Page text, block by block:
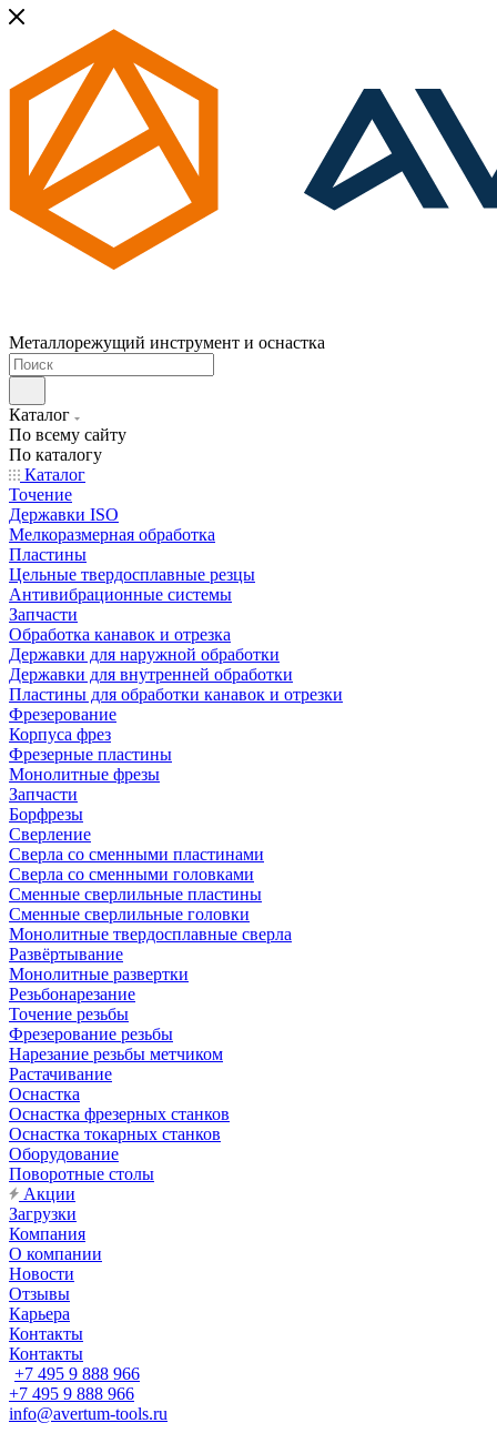
Металлорежущий инструмент и оснастка
Каталог
По всему сайту
По каталогу
Каталог
Точение
Державки ISO
Мелкоразмерная обработка
Пластины
Цельные твердосплавные резцы
Антивибрационные системы
Запчасти
Обработка канавок и отрезка
Державки для наружной обработки
Державки для внутренней обработки
Пластины для обработки канавок и отрезки
Фрезерование
Корпуса фрез
Фрезерные пластины
Монолитные фрезы
Запчасти
Борфрезы
Сверление
Сверла со сменными пластинами
Сверла со сменными головками
Сменные сверлильные пластины
Сменные сверлильные головки
Монолитные твердосплавные сверла
Развёртывание
Монолитные развертки
Резьбонарезание
Точение резьбы
Фрезерование резьбы
Нарезание резьбы метчиком
Растачивание
Оснастка
Оснастка фрезерных станков
Оснастка токарных станков
Оборудование
Поворотные столы
Акции
Загрузки
Компания
О компании
Новости
Отзывы
Карьера
Контакты
Контакты
+7 495 9 888 966
+7 495 9 888 966
info@avertum-tools.ru